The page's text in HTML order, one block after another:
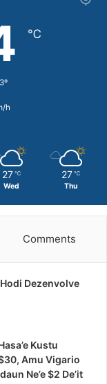
℃
h
27 ℃
Wed
27 ℃
Thu
Comments
Dezenvolve
Kustu
Amu Vigario
Ne’e $2 De’it